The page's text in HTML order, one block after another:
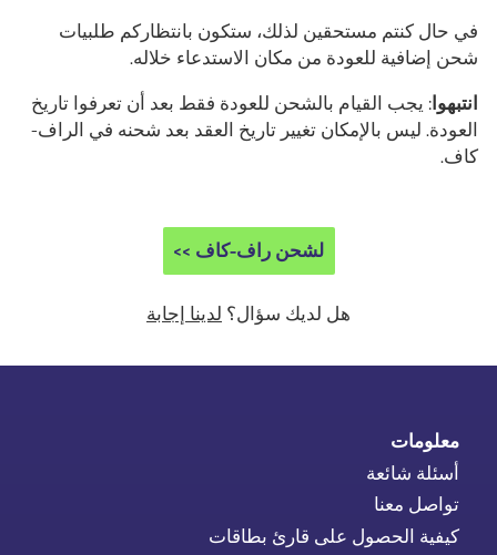
في حال كنتم مستحقين لذلك، ستكون بانتظاركم طلبيات
شحن إضافية للعودة من مكان الاستدعاء خلاله.
انتبهوا: يجب القيام بالشحن للعودة فقط بعد أن تعرفوا تاريخ
العودة. ليس بالإمكان تغيير تاريخ العقد بعد شحنه في الراف-
كاف.
لشحن راف-كاف >>
هل لديك سؤال؟ لدينا إجابة
معلومات
أسئلة شائعة
تواصل معنا
كيفية الحصول على قارئ بطاقات